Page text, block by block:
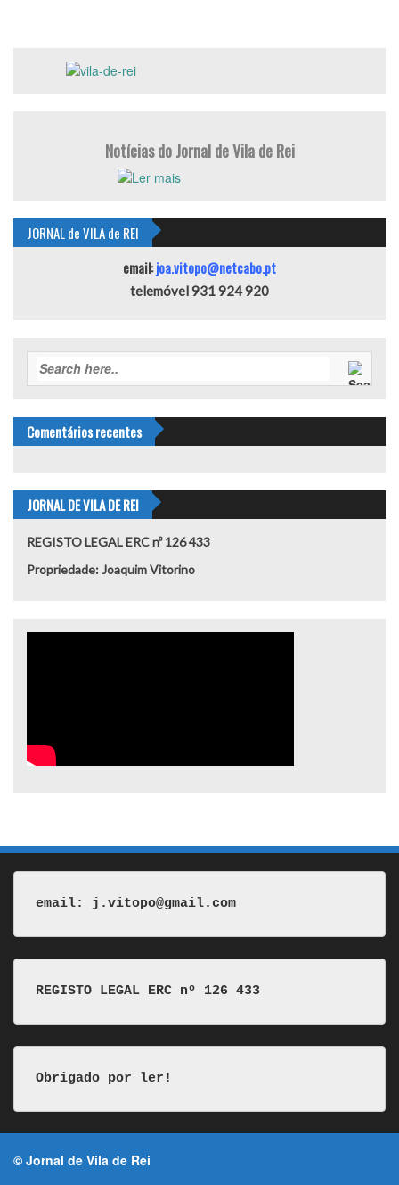
Notícias do Jornal de Vila de Rei
JORNAL de VILA de REI
email:joa.vitopo@netcabo.pt
telemóvel 931 924 920
Comentários recentes
JORNAL DE VILA DE REI
REGISTO LEGAL ERC nº 126 433
Propriedade: Joaquim Vitorino
email: j.vitopo@gmail.com
REGISTO LEGAL ERC nº 126 433
Obrigado por ler!
© Jornal de Vila de Rei